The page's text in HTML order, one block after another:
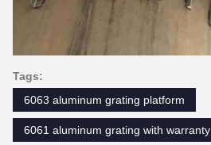
Tags:
6063 aluminum grating platform
6061 aluminum grating with warranty